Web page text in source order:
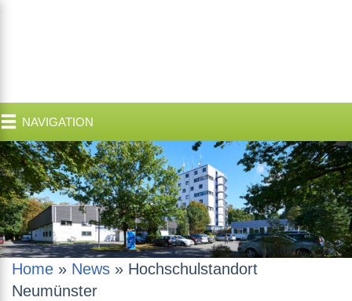
NAVIGATION
Home » News » Hochschulstandort
Neumünster